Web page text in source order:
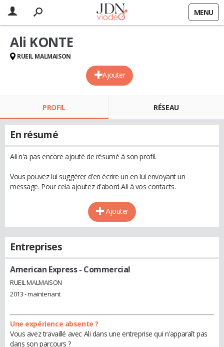
MENU
Ajouter
Ali KONTE
RUEIL MALMAISON
PROFIL RÉSEAU
En résumé
Ali n'a pas encore ajouté de résumé à son profil.
Vous pouvez lui suggérer d'en écrire un en lui envoyant un
message. Pour cela ajoutez d'abord Ali à vos contacts.
Ajouter
Entreprises
American Express- Commercial
RUEIL MALMAISON
2013 - maintenant
Une expérience absente ?
Vous avez travaillé avec Ali dans une entreprise qui n'apparaît pas
dans son parcours ?